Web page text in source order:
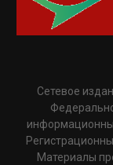
Сетевое
Материалы